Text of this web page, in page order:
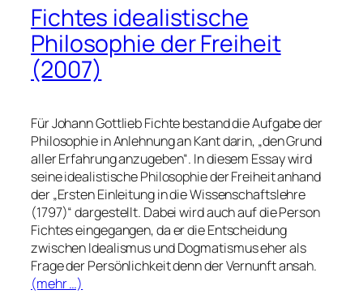
Fichtes idealistische
Philosophie der Freiheit
(2007)
Für Johann Gottlieb Fichte bestand die Aufgabe der
Philosophie in Anlehnung an Kant darin, „den Grund
aller Erfahrung anzugeben“. In diesem Essay wird
seine idealistische Philosophie der Freiheit anhand
der „Ersten Einleitung in die Wissenschaftslehre
(1797)“ dargestellt. Dabei wird auch auf die Person
Fichtes eingegangen, da er die Entscheidung
zwischen Idealismus und Dogmatismus eher als
Frage der Persönlichkeit denn der Vernunft ansah.
(mehr …)